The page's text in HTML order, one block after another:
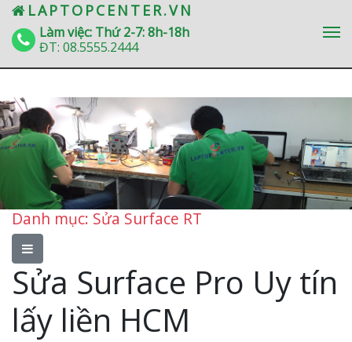
» Sửa Surface RT
LAPTOPCENTER.VN
Làm việc: Thứ 2-7: 8h-18h
ĐT: 08.5555.2444
Danh mục: Sửa Surface RT
Sửa Surface Pro Uy tín
lấy liền HCM